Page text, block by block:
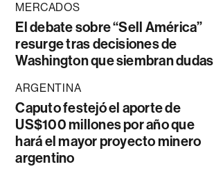
MERCADOS
El debate sobre “Sell América”
resurge tras decisiones de
Washington que siembran dudas
ARGENTINA
Caputo festejó el aporte de
US$100 millones por año que
hará el mayor proyecto minero
argentino